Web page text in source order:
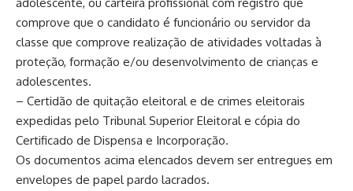
comprove que o candidato é funcionário ou servidor da
classe que comprove realização de atividades voltadas à
proteção, formação e/ou desenvolvimento de crianças e
adolescentes.
– Certidão de quitação eleitoral e de crimes eleitorais
expedidas pelo Tribunal Superior Eleitoral e cópia do
Certificado de Dispensa e Incorporação.
Os documentos acima elencados devem ser entregues em
envelopes de papel pardo lacrados.